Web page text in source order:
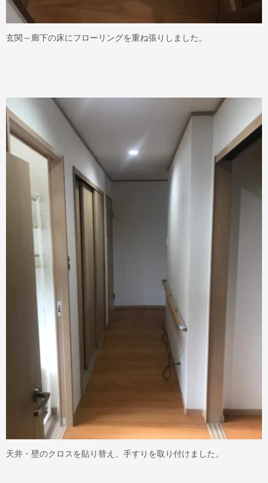
玄関～廊下の床にフローリングを重ね張りしました。
天井・壁のクロスを貼り替え、手すりを取り付けました。